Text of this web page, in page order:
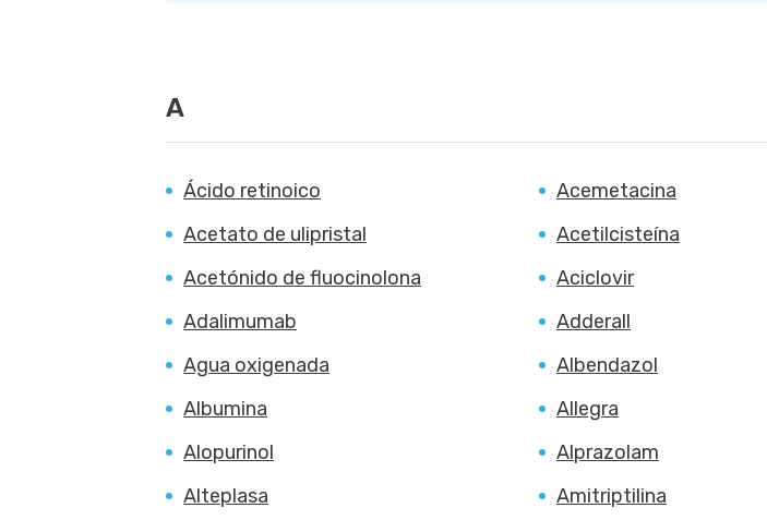
A
Ácido retinoico
Acemetacina
Acetato de ulipristal
Acetilcisteína
Acetónido de fluocinolona
Aciclovir
Adalimumab
Adderall
Agua oxigenada
Albendazol
Albumina
Allegra
Alopurinol
Alprazolam
Alteplasa
Amitriptilina